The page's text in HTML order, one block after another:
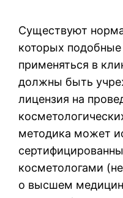
Существуют
которых
применяться в
должны быть
лицензия на
методика может
косметологами
о высшем